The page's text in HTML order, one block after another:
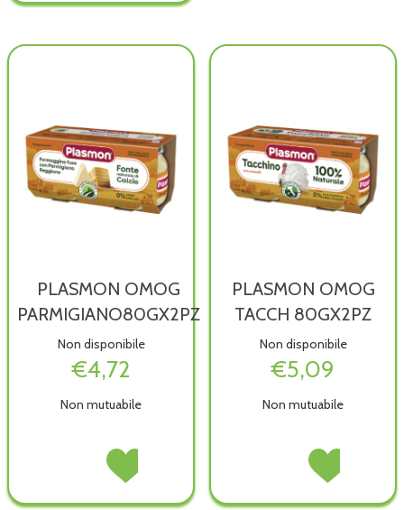
10GX3PZ
è
10GX3PZ
wishlist
PLASMON OMOG
PARMIGIANO80GX2PZ
Non disponibile
€4,72
Non mutuabile
PLASMON
PARMIGIANO80GX2PZ non
Acquista PLASMON
OMOG
PARMIGIANO80GX2PZ alla
PLASMON OMOG
TACCH 80GX2PZ
Non disponibile
€5,09
Non mutuabile
PLASMONAcquista
OMOG